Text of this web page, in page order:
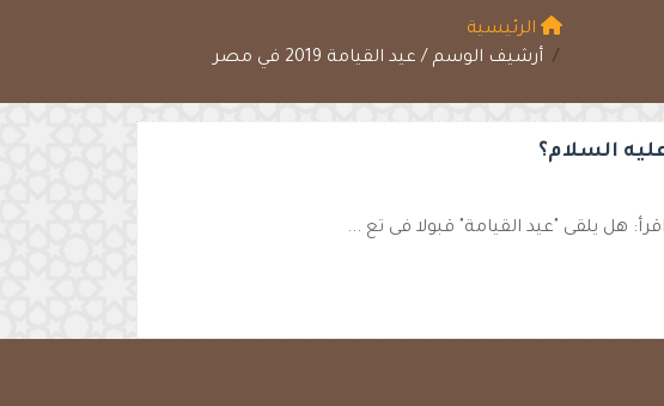
الرئيسية
أرشيف الوسم / عيد القيامة 2019 في مصر
السلام؟
هل يلقى "عيد القيامة" قبولا فى تع ...